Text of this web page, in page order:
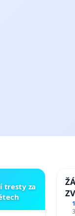
tresty za